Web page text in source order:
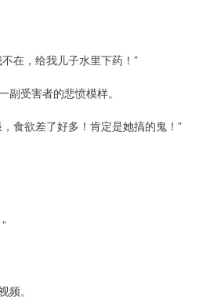
在，给我儿子水里下药！”
副受害者的悲愤模样。
食欲差了好多！肯定是她搞的鬼！”
频。